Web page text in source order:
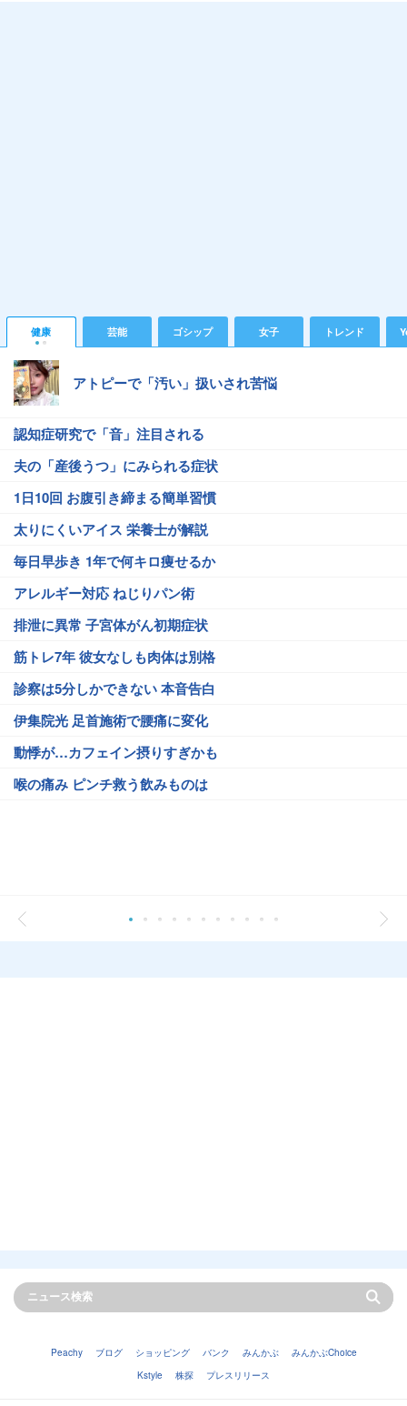
健康 芸能 ゴシップ 女子 トレンド
アトピーで「汚い」扱いされ苦悩
認知症研究で「音」注目される
夫の「産後うつ」にみられる症状
1日10回 お腹引き締まる簡単習慣
太りにくいアイス 栄養士が解説
毎日早歩き 1年で何キロ痩せるか
アレルギー対応 ねじりパン術
排泄に異常 子宮体がん初期症状
筋トレ7年 彼女なしも肉体は別格
診察は5分しかできない 本音告白
伊集院光 足首施術で腰痛に変化
動悸が…カフェイン摂りすぎかも
喉の痛み ピンチ救う飲みものは
Peachy ブログ ショッピング バンク みんかぶ
みんかぶChoice
Kstyle
株探 プレスリリース